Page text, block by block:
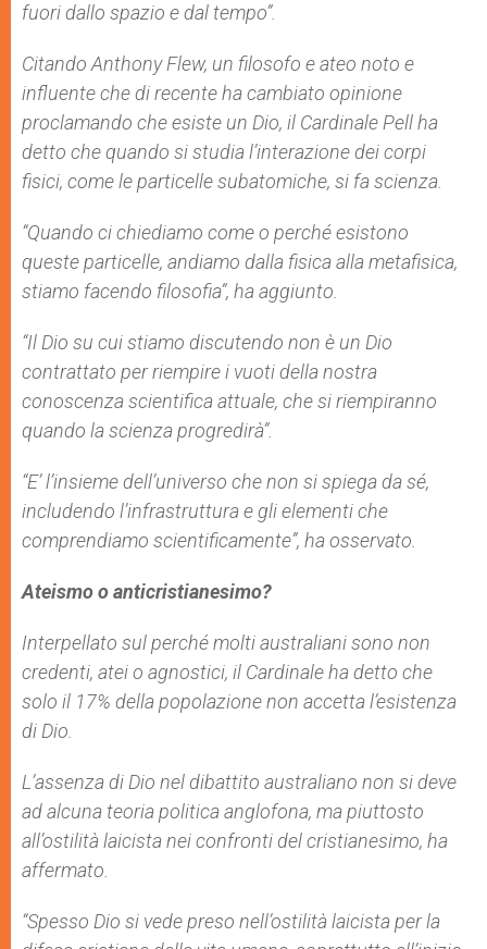
fuori dallo spazio e dal tempo”.
Citando Anthony Flew, un filosofo e ateo noto e
influente che di recente ha cambiato opinione
proclamando che esiste un Dio, il Cardinale Pell ha
detto che quando si studia l’interazione dei corpi
fisici, come le particelle subatomiche, si fa scienza.
“Quando ci chiediamo come o perché esistono
queste particelle, andiamo dalla fisica alla metafisica,
stiamo facendo filosofia”, ha aggiunto.
“Il Dio su cui stiamo discutendo non è un Dio
contrattato per riempire i vuoti della nostra
conoscenza scientifica attuale, che si riempiranno
quando la scienza progredirà”.
“E’ l’insieme dell’universo che non si spiega da sé,
includendo l’infrastruttura e gli elementi che
comprendiamo scientificamente”, ha osservato.
Ateismo o anticristianesimo?
Interpellato sul perché molti australiani sono non
credenti, atei o agnostici, il Cardinale ha detto che
solo il 17% della popolazione non accetta l’esistenza
di Dio.
L’assenza di Dio nel dibattito australiano non si deve
ad alcuna teoria politica anglofona, ma piuttosto
all’ostilità laicista nei confronti del cristianesimo, ha
affermato.
“Spesso Dio si vede preso nell’ostilità laicista per la